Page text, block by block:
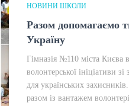
НОВИНИ ШКОЛИ
Разом допомагаємо
Україну
Гімназія №110 міста Києва
волонтерської ініціативи
для українських
разом із вантажем